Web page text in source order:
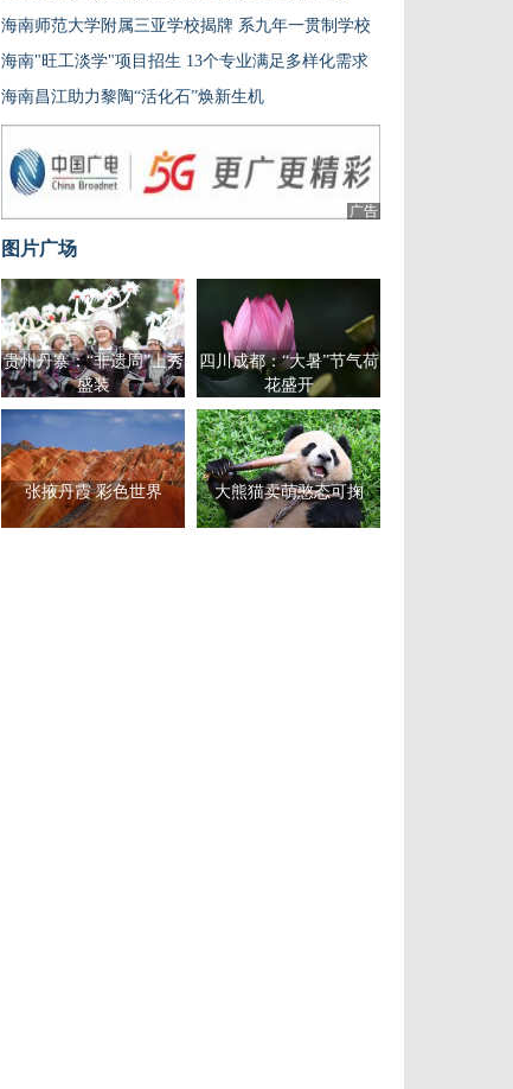
海南师范大学附属三亚学校揭牌 系九年一贯制学校
海南"旺工淡学"项目招生 13个专业满足多样化需求
海南昌江助力黎陶“活化石”焕新生机
广告
图片广场
贵州丹寨：“非遗周”上秀
盛装
四川成都：“大暑”节气荷
花盛开
张掖丹霞 彩色世界 大熊猫卖萌憨态可掬